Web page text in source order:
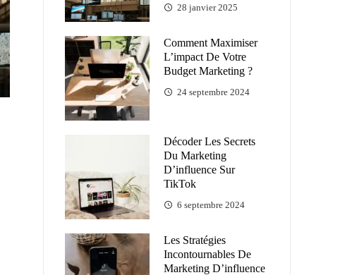
28 janvier 2025
Comment Maximiser
L’impact De Votre
Budget Marketing ?
24 septembre 2024
Décoder Les Secrets
Du Marketing
D’influence Sur
TikTok
6 septembre 2024
Les Stratégies
Incontournables De
Marketing D’influence